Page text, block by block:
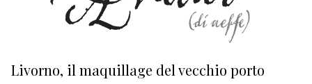
Livorno, il maquillage del vecchio porto